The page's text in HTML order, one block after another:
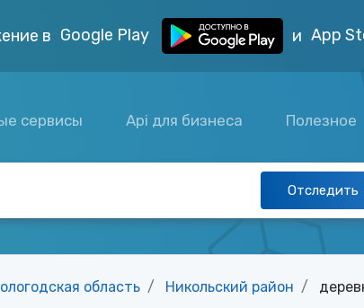
в Google Play и App
сервисы Api для бизнеса Полезное
Отследить
область Никольский район